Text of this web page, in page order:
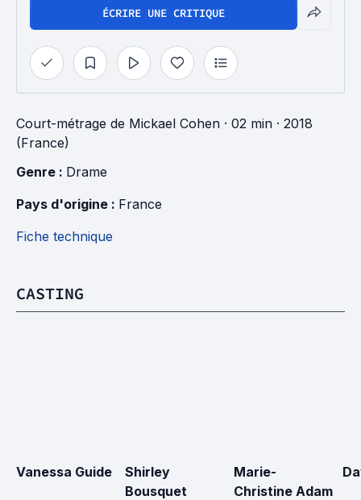
ÉCRIRE UNE CRITIQUE
Court-métrage de Mickael Cohen · 02 min · 2018
(France)
Genre : Drame
Pays d'origine : France
Fiche technique
CASTING
Vanessa Guide
Shirley
Bousquet
Marie-
Christine Adam